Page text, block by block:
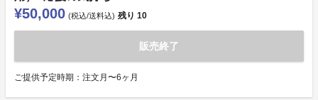
¥50,000 (税込/送料込) 残り 10
販売終了
ご提供予定時期：注文月〜6ヶ月